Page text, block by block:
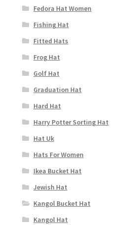
Fedora Hat Women
Fishing Hat
Fitted Hats
Frog Hat
Golf Hat
Graduation Hat
Hard Hat
Harry Potter Sorting Hat
Hat Uk
Hats For Women
Ikea Bucket Hat
Jewish Hat
Kangol Bucket Hat
Kangol Hat